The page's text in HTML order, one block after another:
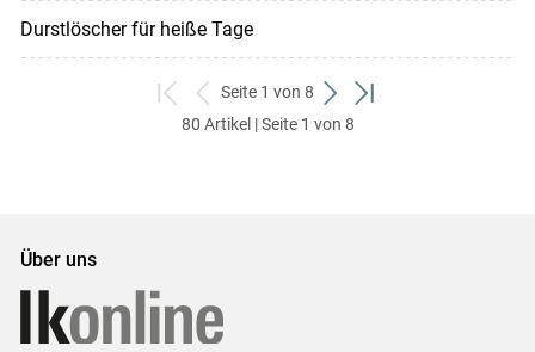
Durstlöscher für heiße Tage
zum
ersten
zurück
zum
Seite 1 von 8
weiter
zum
zum
80 Artikel | Seite 1 von 8
Über uns